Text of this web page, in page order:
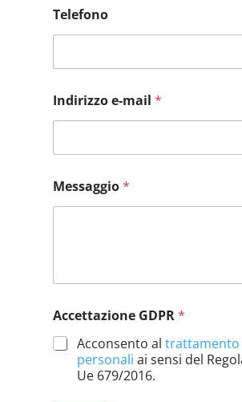
Telefono
Indirizzo e-mail *
n
d
z
*
Messaggio*
Accettazione GDPR*
Acconsento al trattamento
personali ai sensi del
Ue 679/2016.